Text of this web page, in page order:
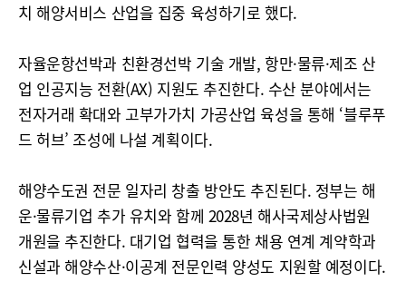
치 해양서비스 산업을 집중 육성하기로 했다.
자율운항선박과 친환경선박 기술 개발, 항만·물류·제조 산
업 인공지능 전환(AX) 지원도 추진한다. 수산 분야에서는
전자거래 확대와 고부가가치 가공산업 육성을 통해 ‘블루푸
드 허브’ 조성에 나설 계획이다.
해양수도권 전문 일자리 창출 방안도 추진된다. 정부는 해
운·물류기업 추가 유치와 함께 2028년 해사국제상사법원
개원을 추진한다. 대기업 협력을 통한 채용 연계 계약학과
신설과 해양수산·이공계 전문인력 양성도 지원할 예정이다.